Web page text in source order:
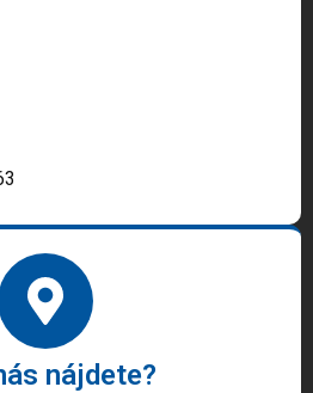
nájdete?